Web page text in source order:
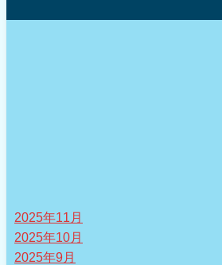
2025年11月
2025年10月
2025年9月